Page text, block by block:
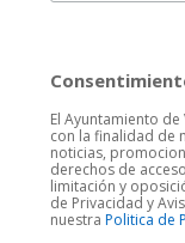
El Ayuntamiento
con la finalidad de
noticias,
derechos de
limitación y
de Privacidad y
nuestra Politica de